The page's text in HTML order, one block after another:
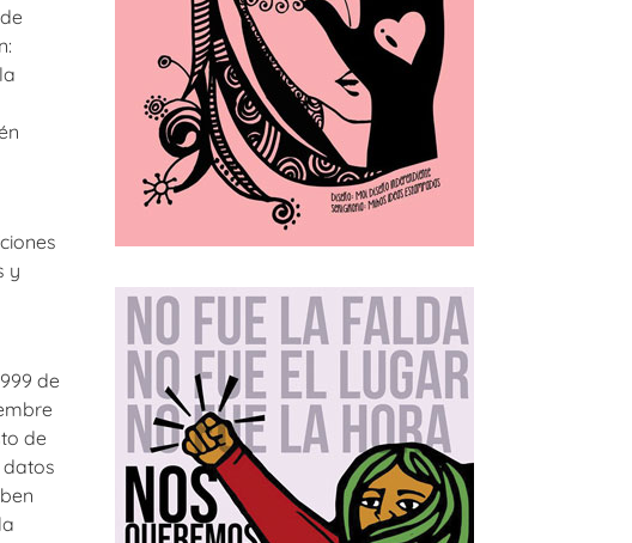
y
de
de